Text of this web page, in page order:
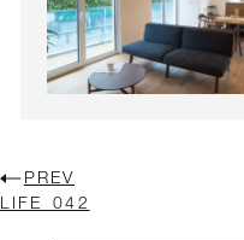
PREV
LIFE_042